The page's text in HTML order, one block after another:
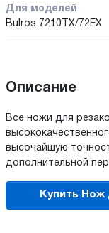
Для моделей
Bulros 7210TX/72EX
Описание
Все ножи для
высочайшую
дополнительной
Купить Нож